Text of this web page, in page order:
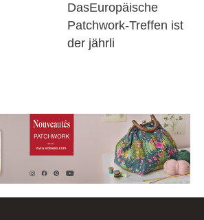
DasEuropäische
Patchwork-Treffen ist
der jährli